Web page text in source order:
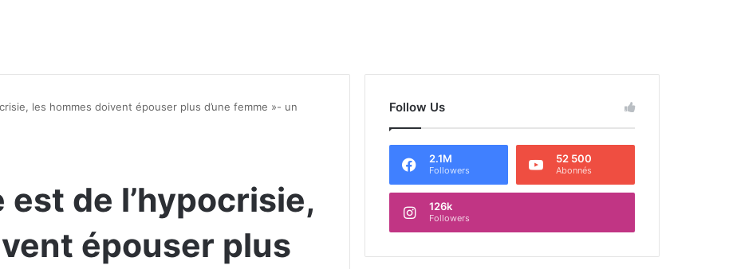
les hommes doivent épouser plus d’une femme »- un
de l’hypocrisie,
épouser plus
Follow Us
2.1M
Followers
52 500
Abonnés
126k
Followers